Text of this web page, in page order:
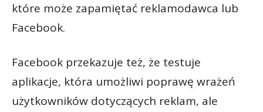
które może zapamiętać reklamodawca lub
Facebook.
Facebook przekazuje też, że testuje
aplikacje, która umożliwi poprawę wrażeń
użytkowników dotyczących reklam, ale